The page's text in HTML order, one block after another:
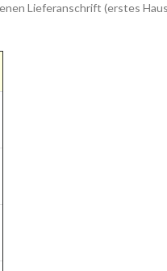
Lieferanschrift (erstes